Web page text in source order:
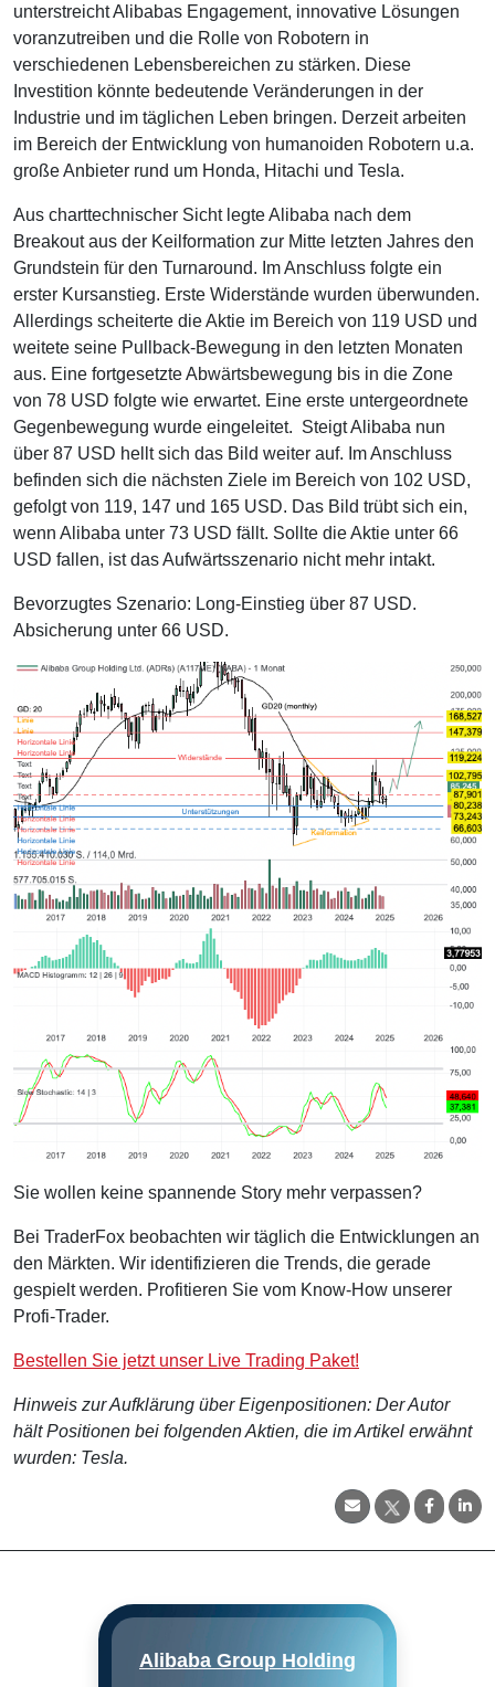
unterstreicht Alibabas Engagement, innovative Lösungen
voranzutreiben und die Rolle von Robotern in
verschiedenen Lebensbereichen zu stärken. Diese
Investition könnte bedeutende Veränderungen in der
Industrie und im täglichen Leben bringen. Derzeit arbeiten
im Bereich der Entwicklung von humanoiden Robotern u.a.
große Anbieter rund um Honda, Hitachi und Tesla.
Aus charttechnischer Sicht legte Alibaba nach dem
Breakout aus der Keilformation zur Mitte letzten Jahres den
Grundstein für den Turnaround. Im Anschluss folgte ein
erster Kursanstieg. Erste Widerstände wurden überwunden.
Allerdings scheiterte die Aktie im Bereich von 119 USD und
weitete seine Pullback-Bewegung in den letzten Monaten
aus. Eine fortgesetzte Abwärtsbewegung bis in die Zone
von 78 USD folgte wie erwartet. Eine erste untergeordnete
Gegenbewegung wurde eingeleitet. Steigt Alibaba nun
über 87 USD hellt sich das Bild weiter auf. Im Anschluss
befinden sich die nächsten Ziele im Bereich von 102 USD,
gefolgt von 119, 147 und 165 USD. Das Bild trübt sich ein,
wenn Alibaba unter 73 USD fällt. Sollte die Aktie unter 66
USD fallen, ist das Aufwärtsszenario nicht mehr intakt.
Bevorzugtes Szenario: Long-Einstieg über 87 USD.
Absicherung unter 66 USD.
Sie wollen keine spannende Story mehr verpassen?
Bei TraderFox beobachten wir täglich die Entwicklungen an
den Märkten. Wir identifizieren die Trends, die gerade
gespielt werden. Profitieren Sie vom Know-How unserer
Profi-Trader.
Bestellen Sie jetzt unser Live Trading Paket!
Hinweis zur Aufklärung über Eigenpositionen: Der Autor
hält Positionen bei folgenden Aktien, die im Artikel erwähnt
wurden: Tesla.
Alibaba Group Holding
Bruttowarenvolumen (7,5
Billionen CNY für das im März